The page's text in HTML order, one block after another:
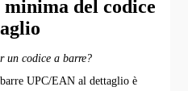
del codice
un codice a barre?
UPC/EAN al dettaglio è